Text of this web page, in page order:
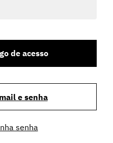
de acesso
e senha
senha